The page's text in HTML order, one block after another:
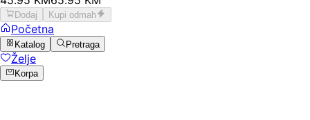
Dodaj Kupi odmah
Početna
Katalog Pretraga
Želje
Korpa